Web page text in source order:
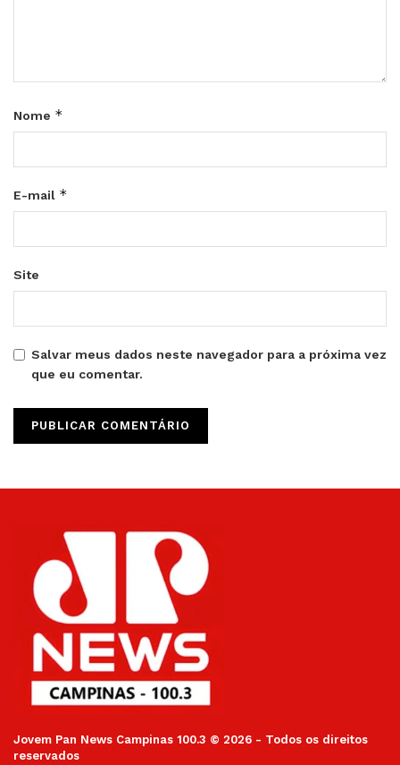
Nome *
E-mail *
Site
Salvar meus dados neste navegador para a próxima vez
que eu comentar.
Jovem Pan News Campinas 100.3 © 2026 - Todos os direitos
reservados